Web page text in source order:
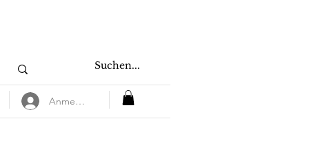
Anmelden